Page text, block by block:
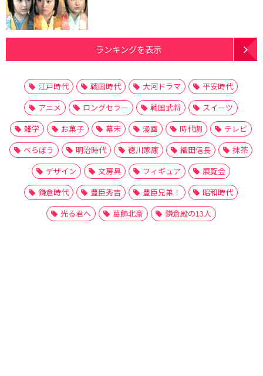
ランキングを表示
江戸時代 戦国時代 大河ドラマ
平安時代
アニメ
ロングセラー 戦国武将
スイーツ
雑学
お菓子 幕末 漫画 時代劇
テレビ
べらぼう
明治時代 徳川家康 織田信長
抹茶
デザイン
文房具 フィギュア
展覧会
鎌倉時代
豊臣秀吉 豊臣兄弟！
昭和時代
光る君へ
葛飾北斎 鎌倉殿の13人